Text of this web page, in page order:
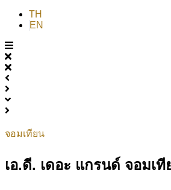
TH
EN
จอมเทียน
เอ.ดี. เดอะ แกรนด์ จอมเ